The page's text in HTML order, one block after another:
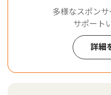
多様なスポン
サポート
詳細